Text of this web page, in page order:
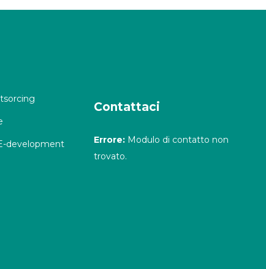
development
Contattaci
Errore: Modulo di contatto non
trovato.